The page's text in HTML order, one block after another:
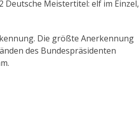
Deutsche Meistertitel: elf im Einzel,
Die größte Anerkennung
des Bundespräsidenten